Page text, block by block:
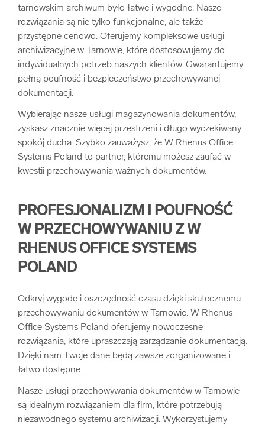
tarnowskim archiwum było łatwe i wygodne. Nasze
rozwiązania są nie tylko funkcjonalne, ale także
przystępne cenowo. Oferujemy kompleksowe usługi
archiwizacyjne w Tarnowie, które dostosowujemy do
indywidualnych potrzeb naszych klientów. Gwarantujemy
pełną poufność i bezpieczeństwo przechowywanej
dokumentacji.
Wybierając nasze usługi magazynowania dokumentów,
zyskasz znacznie więcej przestrzeni i długo wyczekiwany
spokój ducha. Szybko zauważysz, że W Rhenus Office
Systems Poland to partner, któremu możesz zaufać w
kwestii przechowywania ważnych dokumentów.
PROFESJONALIZM I POUFNOŚĆ
W PRZECHOWYWANIU Z W
RHENUS OFFICE SYSTEMS
POLAND
Odkryj wygodę i oszczędność czasu dzięki skutecznemu
przechowywaniu dokumentów w Tarnowie. W Rhenus
Office Systems Poland oferujemy nowoczesne
rozwiązania, które upraszczają zarządzanie dokumentacją.
Dzięki nam Twoje dane będą zawsze zorganizowane i
łatwo dostępne.
Nasze usługi przechowywania dokumentów w Tarnowie
są idealnym rozwiązaniem dla firm, które potrzebują
niezawodnego systemu archiwizacji. Wykorzystujemy